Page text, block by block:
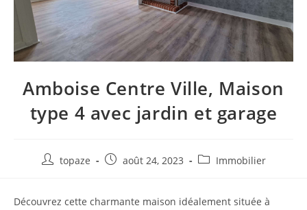
Amboise Centre Ville, Maison
type 4 avec jardin et garage
Auteur/autrice
publication :
topaze
Publication
août 24, 2023
Post Immobilier
Découvrez cette charmante maison idéalement située à